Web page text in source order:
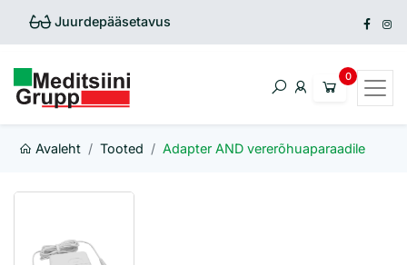
Juurdepääsetavus
Avaleht Tooted Adapter AND vererõhuaparaadile